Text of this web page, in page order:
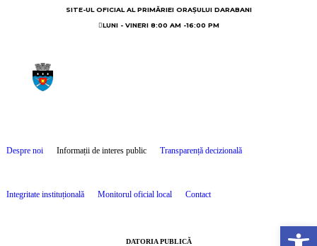
SITE-UL OFICIAL AL PRIMĂRIEI ORAȘULUI DARABANI
LUNI - VINERI 8:00 AM -16:00 PM
Despre noi Informații de interes public Transparență decizională
Integritate instituțională Monitorul oficial local Contact
DATORIA PUBLICĂ Open toolbar